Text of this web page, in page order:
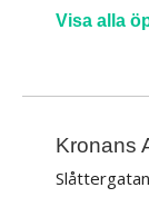
Visa alla
Kronans